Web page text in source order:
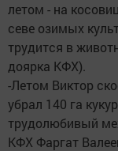
летом - на
севе озимых
трудится в
доярка КФХ).
-Летом Виктор
убрал 140 га
трудолюбивый
КФХ Фаргат